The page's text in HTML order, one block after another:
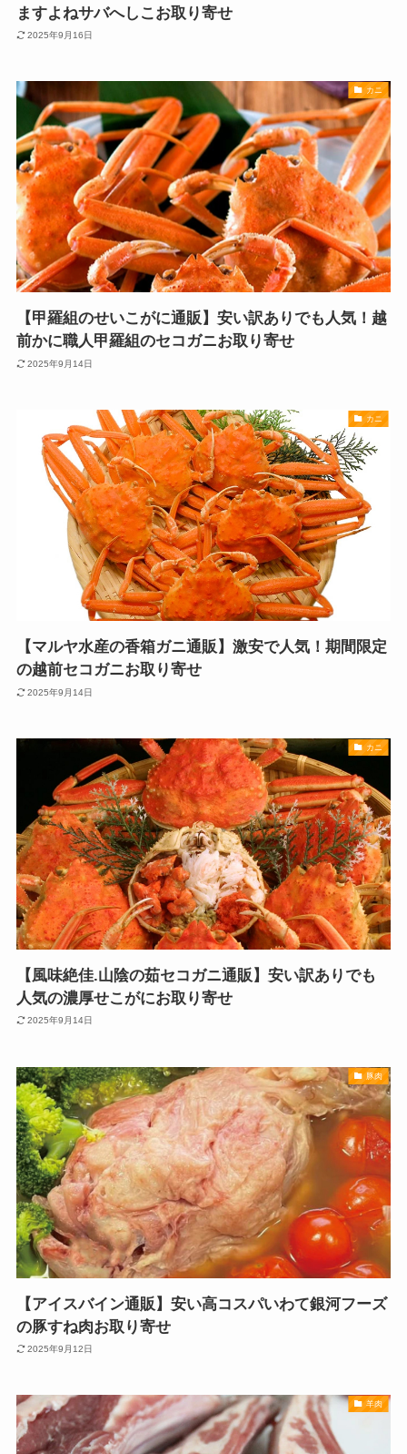
ますよねサバへしこお取り寄せ
2025年9月16日
カニ
【甲羅組のせいこがに通販】安い訳ありでも人気！越
前かに職人甲羅組のセコガニお取り寄せ
2025年9月14日
カニ
【マルヤ水産の香箱ガニ通販】激安で人気！期間限定
の越前セコガニお取り寄せ
2025年9月14日
カニ
【風味絶佳.山陰の茹セコガニ通販】安い訳ありでも
人気の濃厚せこがにお取り寄せ
2025年9月14日
豚肉
【アイスバイン通販】安い高コスパいわて銀河フーズ
の豚すね肉お取り寄せ
2025年9月12日
羊肉